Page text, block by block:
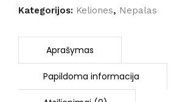
(skrydis
Rygos)
Kategorijos: Keliones, Nepalas